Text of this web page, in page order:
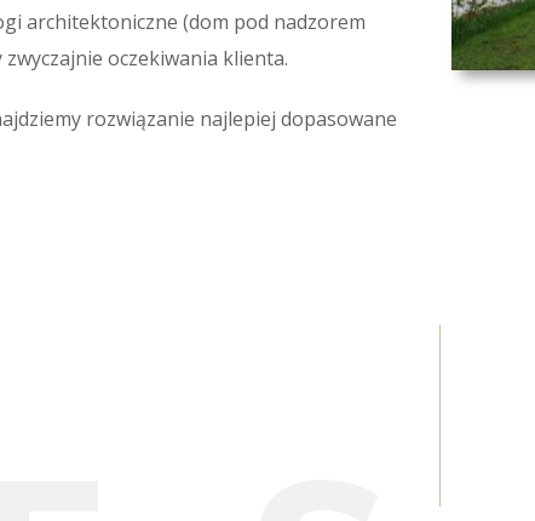
architektoniczne (dom pod nadzorem
oczekiwania klienta.
rozwiązanie najlepiej dopasowane